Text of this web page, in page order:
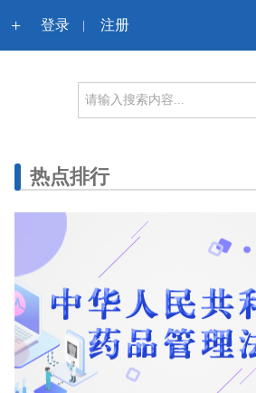
+ 登录 | 注册
热点排行